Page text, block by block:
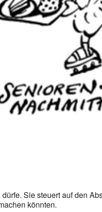
Office 365
Sie steuert auf den
könnten.